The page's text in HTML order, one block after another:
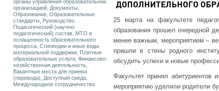
органы управления образовательной
организацией, Документы,
Образование, Образовательные
стандарты, Руководство.
Педагогический (научно-
педагогический) состав, МТО и
оснащенность образовательного
процесса, Стипендии и иные виды
материальной поддержки, Платные
образовательные услуги, Финансово-
хозяйственная деятельность,
Вакантные места для приема
(перевода), Доступная среда,
Международное сотрудничество
ДОПОЛНИТЕЛЬНОГО
25 марта на факультете
образования прошел очередной
менее важным, мероприятием –
пришли в стены родного
обсудить успехи и новые
Факультет принял абитуриентов
мероприятию уделили родители